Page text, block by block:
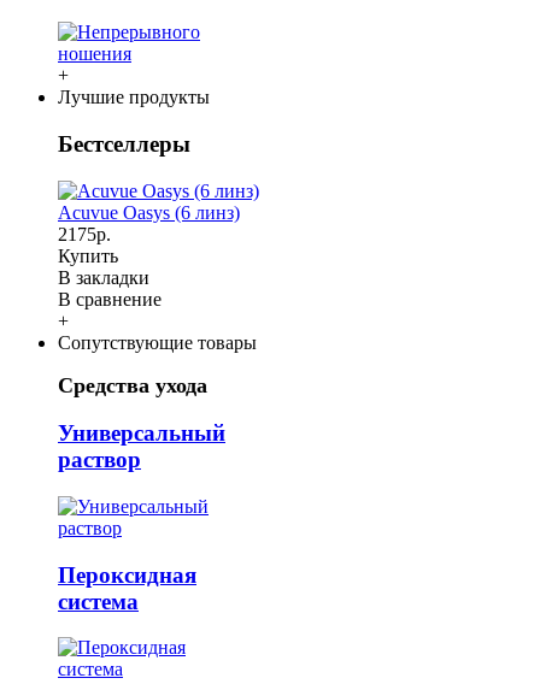
+
Лучшие продукты
Бестселлеры
Acuvue Oasys (6 линз)
2175р.
Купить
В закладки
В сравнение
+
Сопутствующие товары
Средства ухода
Универсальный
раствор
Пероксидная
система